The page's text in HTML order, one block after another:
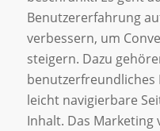
Benutzererfahrung
verbessern, um
steigern. Dazu
benutzerfreundliches
leicht navigierbare
Inhalt. Das Marketing